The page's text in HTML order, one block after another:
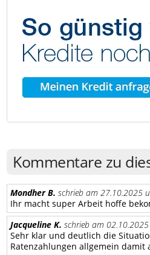
Kommentare zu
Mondher B. schrieb am 27.10.2025
Ihr macht super Arbeit hoffe
Jacqueline K. schrieb am
Sehr klar und deutlich die
Ratenzahlungen allgemein damit